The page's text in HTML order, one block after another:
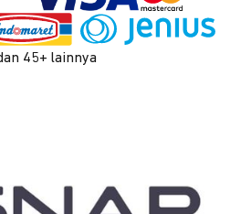
45+ lainnya